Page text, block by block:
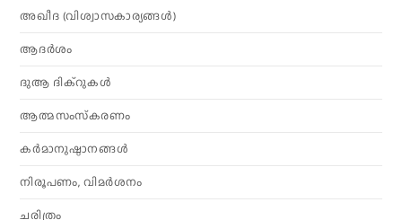
അഖീദ (വിശ്വാസകാര്യങ്ങള്‍)
ആദര്‍ശം
ദുആ ദിക്റുകൾ
ആത്മസംസ്‌കരണം
കര്‍മാനുഷ്ഠാനങ്ങള്‍
നിരൂപണം, വിമര്‍ശനം
ചരിത്രം